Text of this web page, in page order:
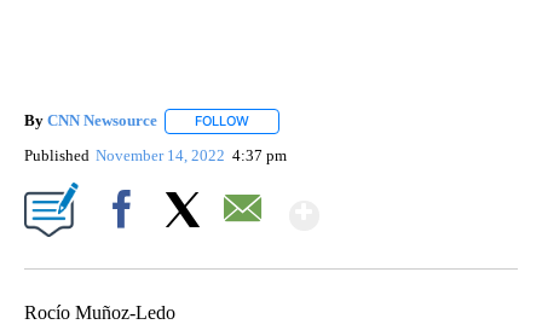
By CNN Newsource FOLLOW
Published November 14, 2022 4:37 pm
Rocío Muñoz-Ledo